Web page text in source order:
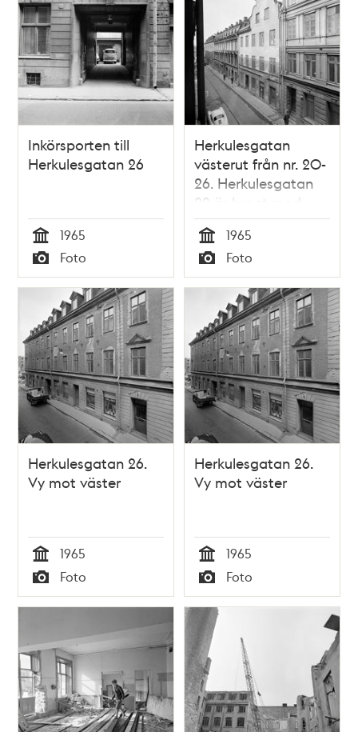
Inkörsporten till
Herkulesgatan 26
Tid
1965
Typ
Foto
Herkulesgatan
västerut från nr. 20-
26. Herkulesgatan
22 är huset med
gavelröste
Tid
1965
Typ
Foto
Herkulesgatan 26.
Vy mot väster
Tid
1965
Typ
Foto
Herkulesgatan 26.
Vy mot väster
Tid
1965
Typ
Foto